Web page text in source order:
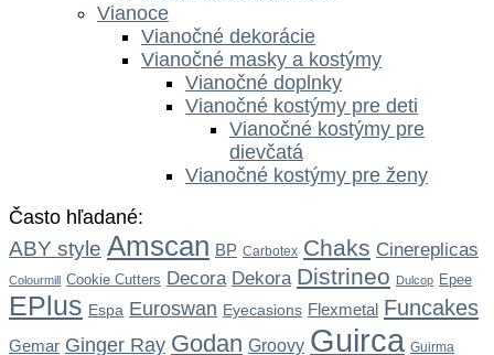
Vianoce
Vianočné dekorácie
Vianočné masky a kostýmy
Vianočné doplnky
Vianočné kostýmy pre deti
Vianočné kostýmy pre
dievčatá
Vianočné kostýmy pre ženy
Často hľadané:
ABY style Amscan BP Carbotex Chaks Cinereplicas
Colourmill Cookie Cutters Decora Dekora Distrineo Dulcop Epee
EPlus Espa Euroswan Eyecasions Flexmetal Funcakes
Gemar Ginger Ray Godan Groovy Guirca Guirma